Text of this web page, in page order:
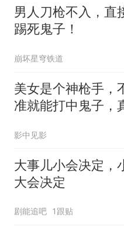
男人刀枪不入，直
踢死鬼子！
崩坏星穹铁道
美女是个神枪手，
准就能打中鬼子，
影中见影
大事儿小会决定，
大会决定
剧能追吧 1跟贴